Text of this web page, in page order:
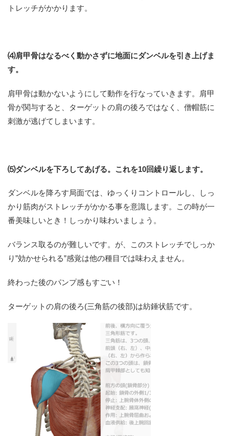
トレッチがかかります。
⑷肩甲骨はなるべく動かさずに地面にダンベルを引き上げま
す。
肩甲骨は動かないようにして動作を行なっていきます。肩甲
骨が関与すると、ターゲットの肩の後ろではなく、僧帽筋に
刺激が逃げてしまいます。
⑸ダンベルを下ろしてあげる。これを10回繰り返します。
ダンベルを降ろす局面では、ゆっくりコントロールし、しっ
かり筋肉がストレッチがかかる事を意識します。この時が一
番美味しいとき！しっかり味わいましょう。
バランス取るのが難しいです。が、このストレッチでしっか
り”効かせられる”感覚は他の種目では味わえません。
終わった後のパンプ感もすごい！
ターゲットの肩の後ろ(三角筋の後部)は紡錘状筋です。